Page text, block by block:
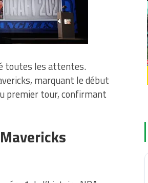
toutes les attentes.
marquant le début
premier tour, confirmant